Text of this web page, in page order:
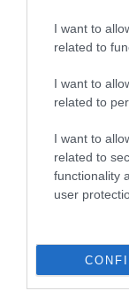
I want to
related to
I want to
related to
I want to
related to
functionality
user
31.07.2026 15:10
Τι είναι η